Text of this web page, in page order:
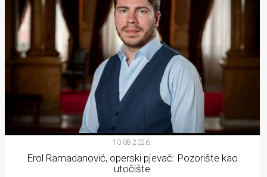
10.08.2026.
Erol Ramadanović, operski pjevač: Pozorište kao
utočište